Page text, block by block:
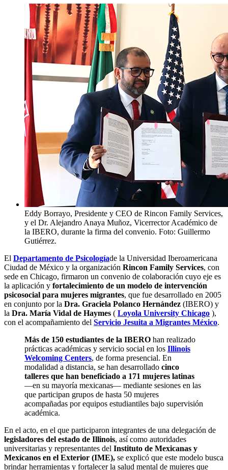
Eddy Borrayo, Presidente y CEO de Rincon Family Services,
y el Dr. Alejandro Anaya Muñoz, Vicerrector Académico de
la IBERO, durante la firma del convenio. Foto: Guillermo
Gutiérrez.
El Departamento de Psicologíade la Universidad Iberoamericana
Ciudad de México y la organización Rincon Family Services, con
sede en Chicago, firmaron un convenio de colaboración cuyo eje es
la aplicación y fortalecimiento de un modelo de intervención
psicosocial para mujeres migrantes, que fue desarrollado en 2005
en conjunto por la Dra. Graciela Polanco Hernández (IBERO) y
la Dra. María Vidal de Haymes ( Loyola University Chicago ),
con el acompañamiento del Servicio Jesuita a Migrantes México.
Más de 150 estudiantes de la IBERO han realizado
prácticas académicas y servicio social en los Illinois
Welcoming Centers, de forma presencial. En
modalidad a distancia, se han desarrollado cinco
talleres que han beneficiado a 171 mujeres latinas
—en su mayoría mexicanas— mediante sesiones en las
que participan grupos de hasta 50 mujeres
acompañadas por equipos estudiantiles bajo supervisión
académica.
En el acto, en el que participaron integrantes de una delegación de
legisladores del estado de Illinois, así como autoridades
universitarias y representantes del Instituto de Mexicanas y
Mexicanos en el Exterior (IME), se explicó que este modelo busca
brindar herramientas y fortalecer la salud mental de mujeres que